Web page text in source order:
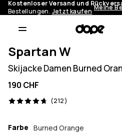
Kostenloser Versand und
Bestellungen. Jetzt kaufen Meine
Spartan W
Skijacke Damen Burned
190 CHF
(212)
212 Reviews, 4.7/5
Farbe Burned Orange